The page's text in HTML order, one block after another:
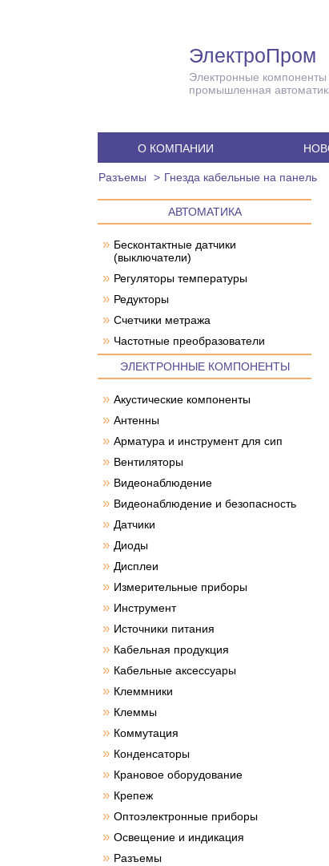
ЭлектроПром
Электронные компоненты
промышленная
О КОМПАНИИ
Разъемы Гнезда кабельные на панель
АВТОМАТИКА
» Бесконтактные датчики
(выключатели)
» Регуляторы температуры
» Редукторы
» Счетчики метража
» Частотные преобразователи
ЭЛЕКТРОННЫЕ КОМПОНЕНТЫ
» Акустические компоненты
» Антенны
» Арматура и инструмент для сип
» Вентиляторы
» Видеонаблюдение
» Видеонаблюдение и безопасность
» Датчики
» Диоды
» Дисплеи
» Измерительные приборы
» Инструмент
» Источники питания
» Кабельная продукция
» Кабельные аксессуары
» Клеммники
» Клеммы
» Коммутация
» Конденсаторы
» Крановое оборудование
» Крепеж
» Оптоэлектронные приборы
» Освещение и индикация
» Разъемы